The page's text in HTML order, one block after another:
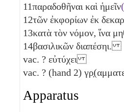
11παραδοθῆναι καὶ ἡμεῖν
12τῶν ἐκφορίων ἐκ
13κατὰ τὸν νόμον, ἵνα
14βασιλικῶν διαπέσηι.
vac. ? εὐτύχει
vac. ? (hand 2)
Apparatus